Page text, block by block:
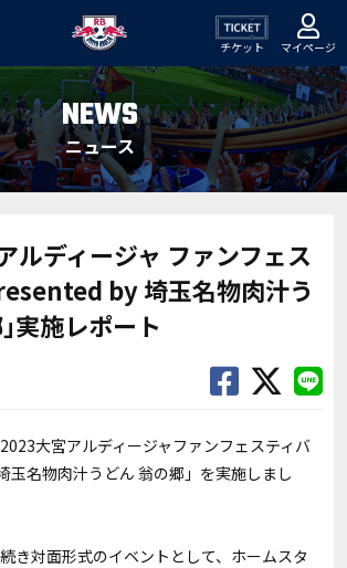
チケット マイページ
NEWS
ニュース
ルディージャ ファンフェス
by 埼玉名物肉汁う
実施レポート
大宮アルディージャファンフェスティバ
玉名物肉汁うどん 翁の郷」を実施しまし
き対面形式のイベントとして、ホームスタ